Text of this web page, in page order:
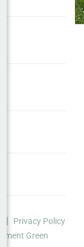
|
Privacy Policy
Green